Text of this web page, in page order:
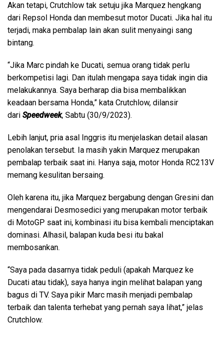
Akan tetapi, Crutchlow tak setuju jika Marquez hengkang
dari Repsol Honda dan membesut motor Ducati. Jika hal itu
terjadi, maka pembalap lain akan sulit menyaingi sang
bintang.
“Jika Marc pindah ke Ducati, semua orang tidak perlu
berkompetisi lagi. Dan itulah mengapa saya tidak ingin dia
melakukannya. Saya berharap dia bisa membalikkan
keadaan bersama Honda,” kata Crutchlow, dilansir
dari Speedweek, Sabtu (30/9/2023).
Lebih lanjut, pria asal Inggris itu menjelaskan detail alasan
penolakan tersebut. Ia masih yakin Marquez merupakan
pembalap terbaik saat ini. Hanya saja, motor Honda RC213V
memang kesulitan bersaing.
Oleh karena itu, jika Marquez bergabung dengan Gresini dan
mengendarai Desmosedici yang merupakan motor terbaik
di MotoGP saat ini, kombinasi itu bisa kembali menciptakan
dominasi. Alhasil, balapan kuda besi itu bakal
membosankan.
“Saya pada dasarnya tidak peduli (apakah Marquez ke
Ducati atau tidak), saya hanya ingin melihat balapan yang
bagus di TV. Saya pikir Marc masih menjadi pembalap
terbaik dan talenta terhebat yang pernah saya lihat,” jelas
Crutchlow.